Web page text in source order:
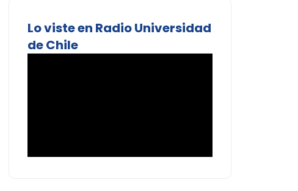
Lo viste en Radio Universidad
de Chile